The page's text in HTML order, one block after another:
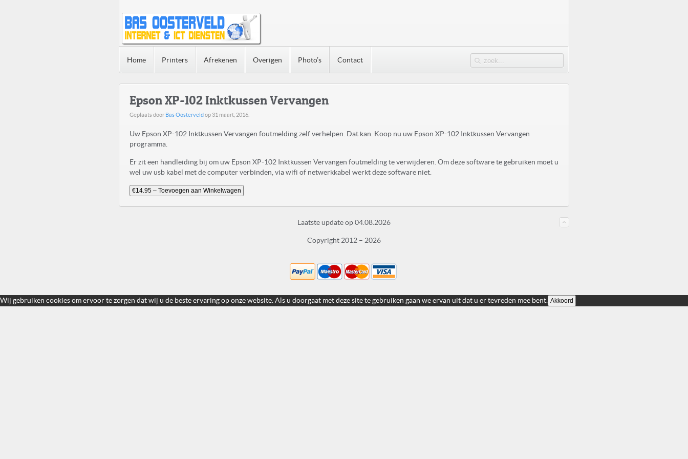
Home Printers Afrekenen Overigen Photo’s Contact
Epson XP-102 Inktkussen Vervangen
Geplaats door Bas Oosterveldop 31 maart, 2016
Uw Epson XP-102 Inktkussen Vervangen foutmelding zelf verhelpen. Dat kan. Koop nu uw Epson XP-102 Inktkussen Vervangen
programma.
Er zit een handleiding bij om uw Epson XP-102 Inktkussen Vervangen foutmelding te verwijderen. Om deze software te gebruiken moet u
wel uw usb kabel met de computer verbinden, via wifi of netwerkkabel werkt deze software niet.
€14.95 – Toevoegen aan Winkelwagen
Laatste update op 04.08.2026
Copyright 2012 – 2026
Wij gebruiken cookies om ervoor te zorgen dat wij u de beste ervaring op onze website. Als u doorgaat met deze site te gebruiken gaan we ervan uit dat u er tevreden mee bent. Akkoord